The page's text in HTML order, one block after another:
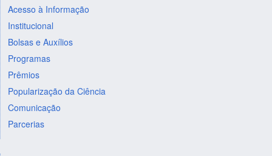
Acesso à Informação
Institucional
Bolsas e Auxílios
Programas
Prêmios
Popularização da Ciência
Comunicação
Parcerias